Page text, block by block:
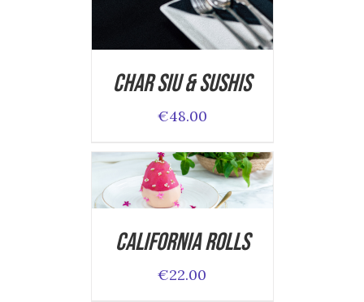
Char Siu & Sushis
€48.00
ADD TO CART
/
DETAILS
California Rolls
€22.00